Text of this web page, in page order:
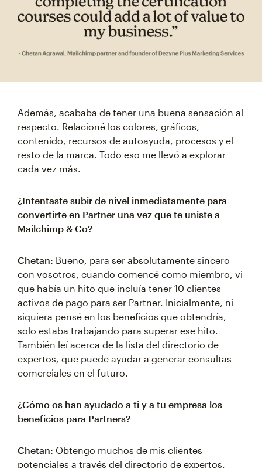
Además, acababa de tener una buena sensación al
respecto. Relacioné los colores, gráficos,
contenido, recursos de autoayuda, procesos y el
resto de la marca. Todo eso me llevó a explorar
cada vez más.
¿Intentaste subir de nivel inmediatamente para
convertirte en Partner una vez que te uniste a
Mailchimp & Co?
Chetan: Bueno, para ser absolutamente sincero
con vosotros, cuando comencé como miembro, vi
que había un hito que incluía tener 10 clientes
activos de pago para ser Partner. Inicialmente, ni
siquiera pensé en los beneficios que obtendría,
solo estaba trabajando para superar ese hito.
También leí acerca de la lista del directorio de
expertos, que puede ayudar a generar consultas
comerciales en el futuro.
¿Cómo os han ayudado a ti y a tu empresa los
beneficios para Partners?
Chetan: Obtengo muchos de mis clientes
potenciales a través del directorio de expertos.